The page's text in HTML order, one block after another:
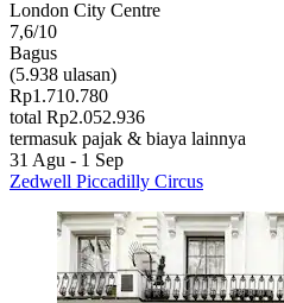
London City Centre
7,6/10
Bagus
(5.938 ulasan)
Rp1.710.780
total Rp2.052.936
termasuk pajak & biaya lainnya
31 Agu - 1 Sep
Zedwell Piccadilly Circus